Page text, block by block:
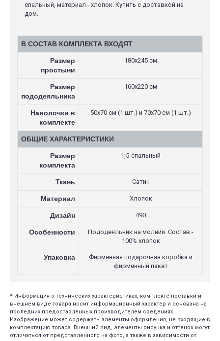
спальный, материал - хлопок. Купить с доставкой на
дом.
В СОСТАВ КОМПЛЕКТА ВХОДЯТ
Размер
простыни
180х245 см
Размер
пододеяльника
160х220 см
Наволочки в
комплекте
50х70 см (1 шт.) и 70х70 см (1 шт.)
ОБЩИЕ ХАРАКТЕРИСТИКИ
Размер
комплекта
1,5-спальный
Ткань Сатин
Материал Хлопок
Дизайн 490
Особенности
Пододеяльник на молнии. Состав -
100% хлопок
Упаковка
Фирменная подарочная коробка и
фирменный пакет
* Информация о технических характеристиках, комплекте поставки и
внешнем виде товара носит информационный характер и основана на
последних предоставленных производителем сведениях.
Изображение может содержать элементы оформления, не входящие в
комплектацию товара. Внешний вид, элементы рисунка и оттенок могут
отличаться от представленного на фото, а также в зависимости от